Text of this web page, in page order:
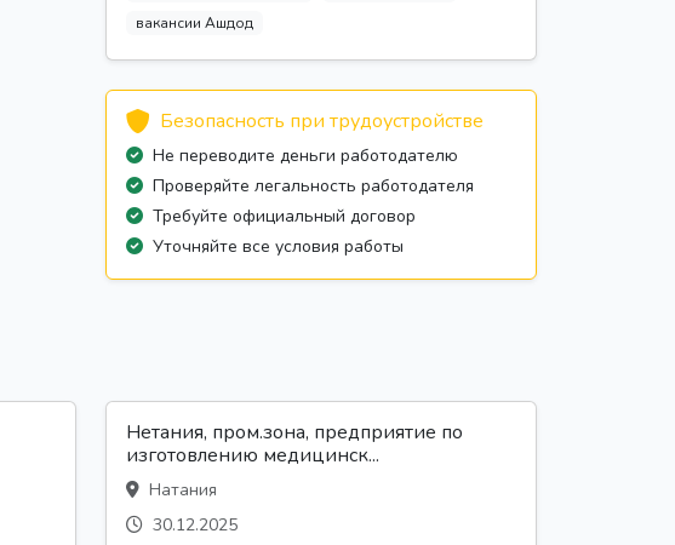
вакансии Ашдод
Безопасность при трудоустройстве
Не переводите деньги работодателю
Проверяйте легальность работодателя
Требуйте официальный договор
Уточняйте все условия работы
Нетания, пром.зона, предприятие по
изготовлению медицинск...
Натания
30.12.2025